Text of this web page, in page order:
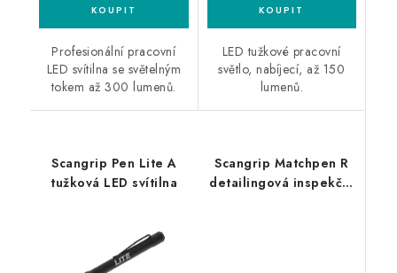
Profesionální pracovní
LED svítilna se světelným
tokem až 300 lumenů.
LED tužkové pracovní
světlo, nabíjecí, až 150
lumenů.
Scangrip Pen Lite A
tužková LED svítilna
Scangrip Matchpen R
detailingová inspekční